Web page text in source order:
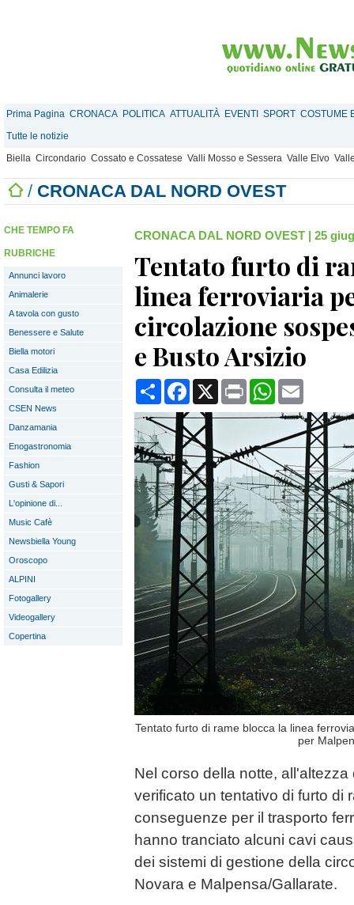
Prima Pagina CRONACA POLITICA ATTUALITÀ EVENTI SPORT COSTUME
Tutte le notizie
Biella Circondario Cossato e Cossatese Valli Mosso e Sessera Valle Elvo
/ CRONACA DAL NORD OVEST
CHE TEMPO FA
RUBRICHE
Annunci lavoro
Animalerie
A tavola con gusto
Benessere e Salute
Biella motori
Casa Edilizia
Consulta il meteo
CSEN News
Danzamania
Enogastronomia
Fashion
Gusti & Sapori
L'opinione di...
Music Cafè
Newsbiella Young
Oroscopo
ALPINI
Fotogallery
Videogallery
Copertina
CRONACA DAL NORD OVEST | 25
Tentato furto di
linea ferroviaria
circolazione
e Busto Arsizio
CondividiFacebook
X Print WhatsApp
Tentato furto di rame blocca la linea
per
Nel corso della notte,
verificato un tentativo di furto di
conseguenze per il trasporto
hanno tranciato alcuni cavi
dei sistemi di gestione della
Novara e Malpensa/Gallarate.